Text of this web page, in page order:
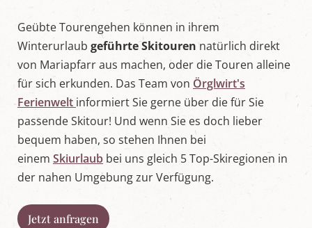
Geübte Tourengehen können in ihrem
Winterurlaub geführte Skitourennatürlich direkt
von Mariapfarr aus machen, oder die Touren alleine
für sich erkunden. Das Team von Örglwirt's
Ferienwelt informiert Sie gerne über die für Sie
passende Skitour! Und wenn Sie es doch lieber
bequem haben, so stehen Ihnen bei
einem Skiurlaub bei uns gleich 5 Top-Skiregionen in
der nahen Umgebung zur Verfügung.
Jetzt anfragen